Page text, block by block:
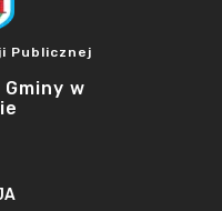
Publicznej
w